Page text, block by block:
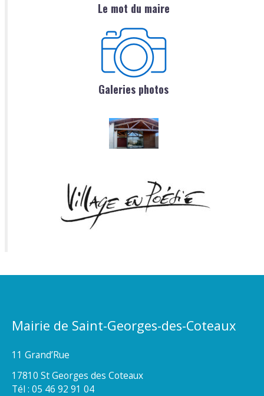
Le mot du maire
Galeries photos
Mairie de Saint-Georges-des-Coteaux
11 Grand’Rue
17810 St Georges des Coteaux
Tél : 05 46 92 91 04